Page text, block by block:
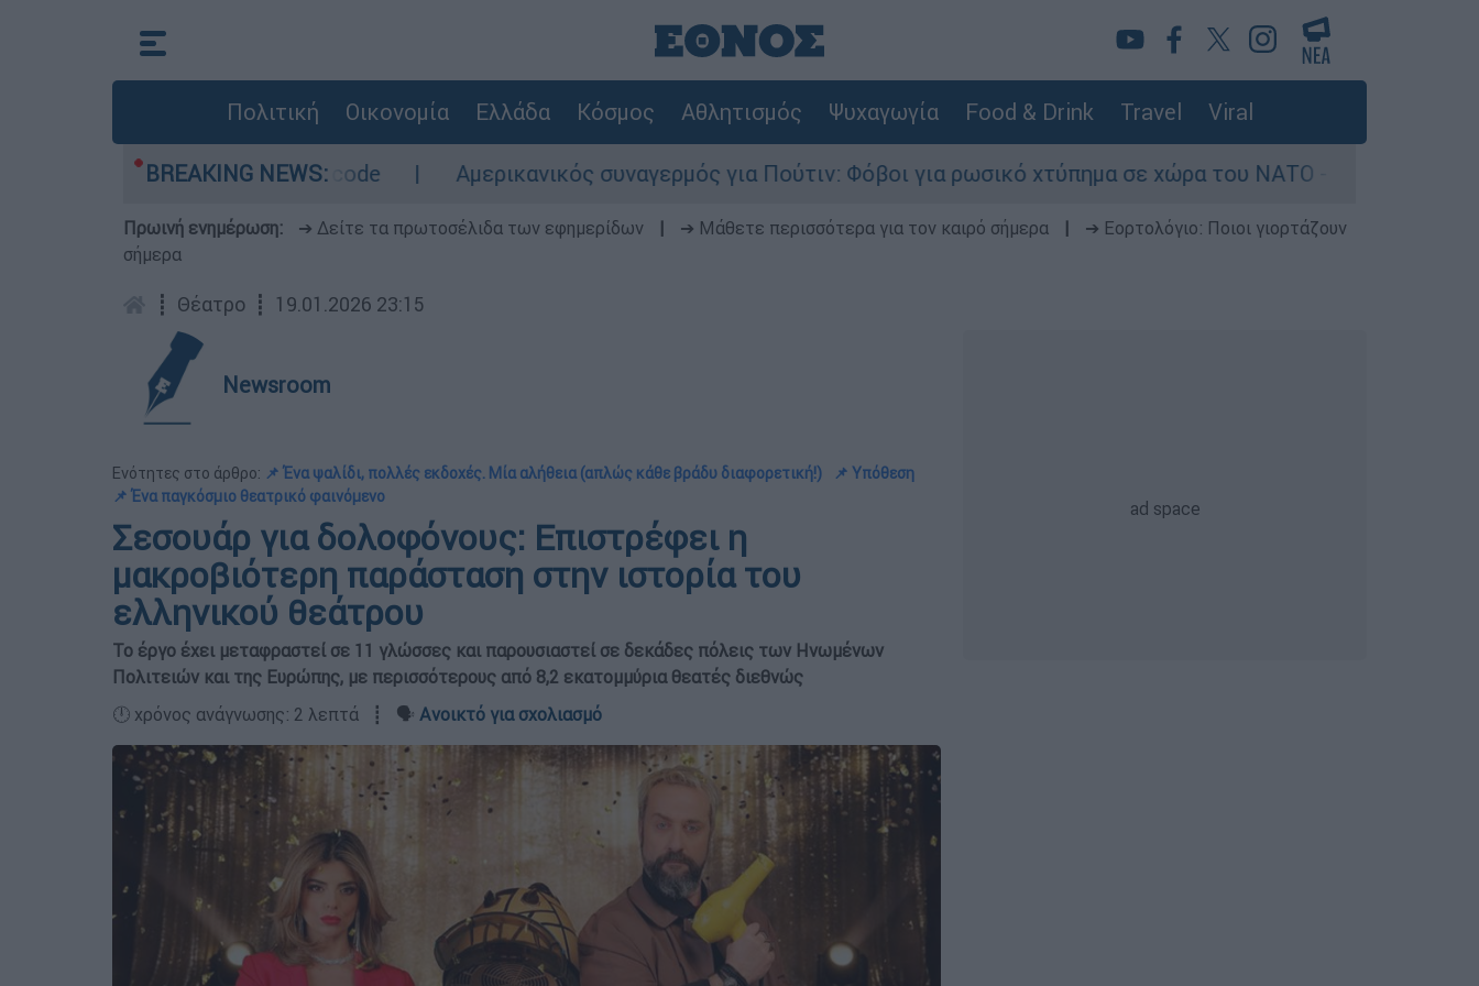
Πολιτική Οικονομία Ελλάδα Κόσμος Αθλητισμός Ψυχαγωγία Food & Drink Travel Viral
BREAKING NEWS:
περιοχές σε red code Αμερικανικός συναγερμός για Πούτιν: Φόβοι για ρωσικό χτύπημα σε χώρα του ΝΑΤΟ - Τα βασικά σενάρια έως το
Πρωινή ενημέρωση: ➔ Δείτε τα πρωτοσέλιδα των εφημερίδων ➔ Μάθετε περισσότερα για τον καιρό σήμερα
➔ Εορτολόγιο: Ποιοι γιορτάζουν
σήμερα
┋ Θέατρο ┋ 19.01.2026 23:15
Newsroom
Ενότητες στο άρθρο: 📌 Ένα ψαλίδι, πολλές εκδοχές. Μία αλήθεια (απλώς κάθε βράδυ διαφορετική!)
📌 Υπόθεση
📌 Ένα παγκόσμιο θεατρικό φαινόμενο
Σεσουάρ για δολοφόνους: Επιστρέφει η
μακροβιότερη παράσταση στην ιστορία του
ελληνικού θεάτρου
Το έργο έχει μεταφραστεί σε 11 γλώσσες και παρουσιαστεί σε δεκάδες πόλεις των Ηνωμένων
Πολιτειών και της Ευρώπης, με περισσότερους από 8,2 εκατομμύρια θεατές διεθνώς
🕛 χρόνος ανάγνωσης: 2 λεπτά ┋ 🗣️ Ανοικτό για σχολιασμό